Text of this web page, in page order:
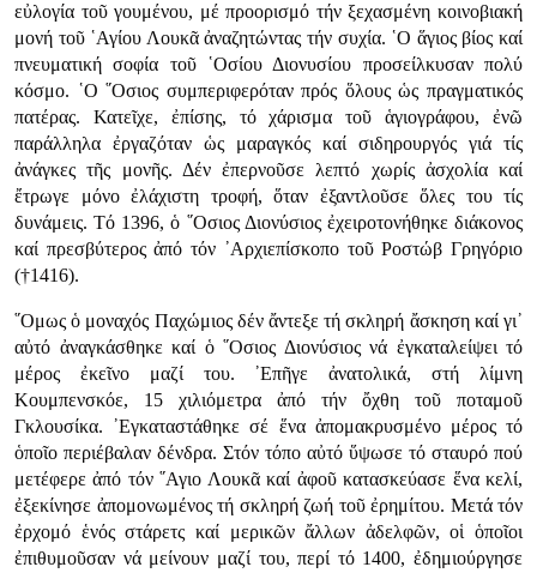
εὐλογία τοῦ γουμένου, μέ προορισμό τήν ξεχασμένη κοινοβιακή
μονή τοῦ ῾Αγίου Λουκᾶ ἀναζητώντας τήν συχία. ῾Ο ἅγιος βίος καί
πνευματική σοφία τοῦ ῾Οσίου Διονυσίου προσείλκυσαν πολύ
κόσμο. ῾Ο ῞Οσιος συμπεριφερόταν πρός ὅλους ὡς πραγματικός
πατέρας. Κατεῖχε, ἐπίσης, τό χάρισμα τοῦ ἁγιογράφου, ἐνῶ
παράλληλα ἐργαζόταν ὡς μαραγκός καί σιδηρουργός γιά τίς
ἀνάγκες τῆς μονῆς. Δέν ἐπερνοῦσε λεπτό χωρίς ἀσχολία καί
ἔτρωγε μόνο ἐλάχιστη τροφή, ὅταν ἐξαντλοῦσε ὅλες του τίς
δυνάμεις. Τό 1396, ὁ ῞Οσιος Διονύσιος ἐχειροτονήθηκε διάκονος
καί πρεσβύτερος ἀπό τόν ᾿Αρχιεπίσκοπο τοῦ Ροστώβ Γρηγόριο
(†1416).
῞Ομως ὁ μοναχός Παχώμιος δέν ἄντεξε τή σκληρή ἄσκηση καί γι᾿
αὐτό ἀναγκάσθηκε καί ὁ ῞Οσιος Διονύσιος νά ἐγκαταλείψει τό
μέρος ἐκεῖνο μαζί του. ᾿Επῆγε ἀνατολικά, στή λίμνη
Κουμπενσκόε, 15 χιλιόμετρα ἀπό τήν ὄχθη τοῦ ποταμοῦ
Γκλουσίκα. ᾿Εγκαταστάθηκε σέ ἕνα ἀπομακρυσμένο μέρος τό
ὁποῖο περιέβαλαν δένδρα. Στόν τόπο αὐτό ὕψωσε τό σταυρό πού
μετέφερε ἀπό τόν ῞Αγιο Λουκᾶ καί ἀφοῦ κατασκεύασε ἕνα κελί,
ἐξεκίνησε ἀπομονωμένος τή σκληρή ζωή τοῦ ἐρημίτου. Μετά τόν
ἐρχομό ἑνός στάρετς καί μερικῶν ἄλλων ἀδελφῶν, οἱ ὁποῖοι
ἐπιθυμοῦσαν νά μείνουν μαζί του, περί τό 1400, ἐδημιούργησε